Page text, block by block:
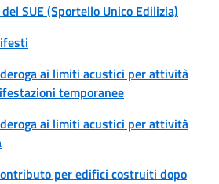
SUE (Sportello Unico Edilizia)
ai limiti acustici per attività
temporanee
ai limiti acustici per attività
per edifici costruiti dopo